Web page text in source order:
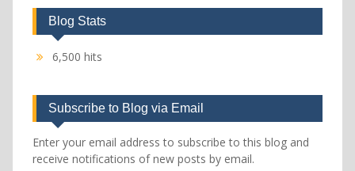
Blog Stats
6,500 hits
Subscribe to Blog via Email
Enter your email address to subscribe to this blog and
receive notifications of new posts by email.